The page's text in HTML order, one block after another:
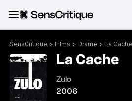
SensCritique > Films > Drame > La Cache
La Cache
Zulo
2006